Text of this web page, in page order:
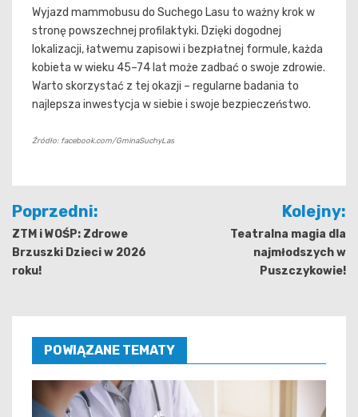
Wyjazd mammobusu do Suchego Lasu to ważny krok w
stronę powszechnej profilaktyki. Dzięki dogodnej
lokalizacji, łatwemu zapisowi i bezpłatnej formule, każda
kobieta w wieku 45–74 lat może zadbać o swoje zdrowie.
Warto skorzystać z tej okazji – regularne badania to
najlepsza inwestycja w siebie i swoje bezpieczeństwo.
Źródło: facebook.com/GminaSuchyLas
Nawigacja
wpisu
Poprzedni:
ZTM i WOŚP: Zdrowe
Brzuszki Dzieci w 2026
roku!
Kolejny:
Teatralna magia dla
najmłodszych w
Puszczykowie!
POWIĄZANE TEMATY